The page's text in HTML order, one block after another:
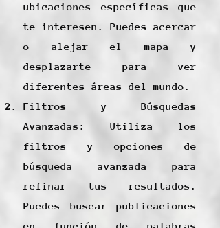
ubicaciones específicas que
te interesen. Puedes acercar
o alejar el mapa y
desplazarte para ver
diferentes áreas del mundo.
Filtros y Búsquedas
Avanzadas: Utiliza los
filtros y opciones de
búsqueda avanzada para
refinar tus resultados.
Puedes buscar publicaciones
en función de palabras